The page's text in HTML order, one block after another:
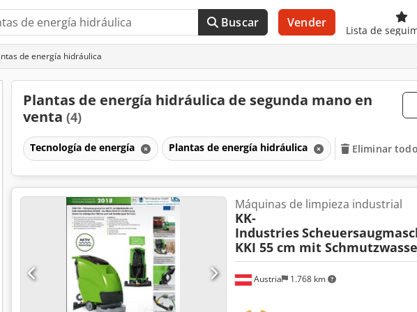
Buscar Vender
Lista de
de energía hidráulica
Plantas de energía hidráulica de segunda mano en
venta (4)
Tecnología de energía Plantas de energía hidráulica Eliminar
Austria 1.768 km
Máquinas de limpieza industrial
KK-
Industries
KKI 55 cm mit